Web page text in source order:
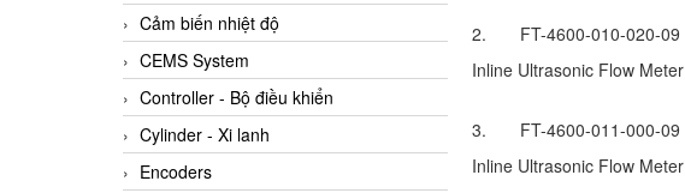
Cảm biến nhiệt độ
CEMS System
Controller - Bộ điều khiển
Cylinder - Xi lanh
Encoders
2. FT-4600-010-020-09
Inline Ultrasonic Flow Meter
3. FT-4600-011-000-09
Inline Ultrasonic Flow Meter